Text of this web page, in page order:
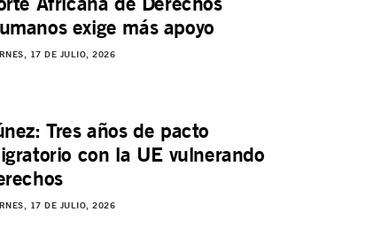
exige más apoyo
17 DE JULIO, 2026
Tres años de pacto
con la UE vulnerando
17 DE JULIO, 2026